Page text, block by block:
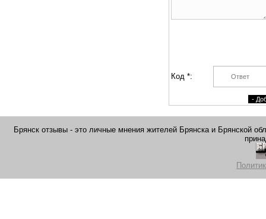
Код *:
Брянск отзывы - это личные мнения жителей Брянска и Брянской